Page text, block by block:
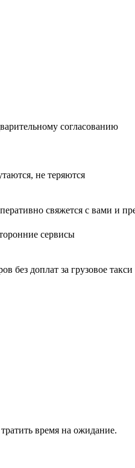
согласованию
не теряются
свяжется с вами и
сервисы
без доплат за грузовое такси
время на ожидание.